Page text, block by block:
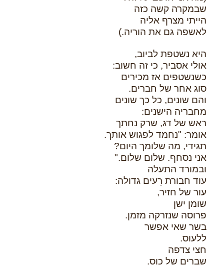
שבמקרה קשה כזה
הייתי מצרף אליה
לאשפה גם את הוריה.)
היא נשטפת לביוב,
אולי אסביר, כי זה חשוב:
כשנשטפים אז מכירים
סוג אחר של חברים.
והם שונים, כל כך שונים
מחבריה הישנים:
ראש של דג, שרק נחתך
אומר: "נחמד לפגוש אותך.
תגידי, מה שלומך היום?
אני נסחף. שלום שלום."
ובמורד התעלה
עוד חבורת רֵעים גדולה:
עור של חזיר,
שומן ישן
פרוסה שנזרקה מזמן.
בשר שאי אפשר
ללעוס.
חצי צדפה
שברים של כוס.